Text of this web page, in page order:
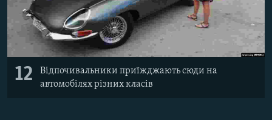
12
Відпочивальники приїжджають сюди на
автомобілях різних класів